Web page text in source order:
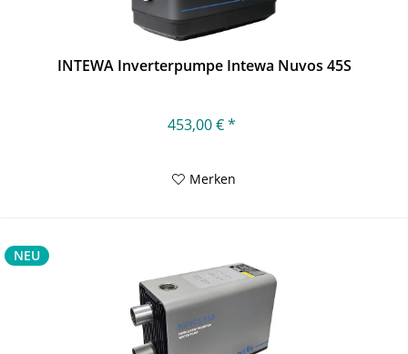
INTEWA Inverterpumpe Intewa Nuvos 45S
453,00 € *
Merken
NEU